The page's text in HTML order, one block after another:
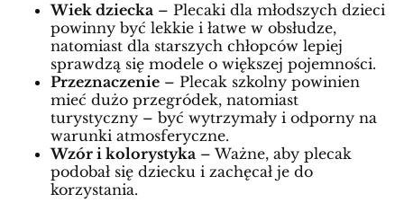
Wiek dziecka – Plecaki dla młodszych dzieci
powinny być lekkie i łatwe w obsłudze,
natomiast dla starszych chłopców lepiej
sprawdzą się modele o większej pojemności.
Przeznaczenie – Plecak szkolny powinien
mieć dużo przegródek, natomiast
turystyczny – być wytrzymały i odporny na
warunki atmosferyczne.
Wzór i kolorystyka – Ważne, aby plecak
podobał się dziecku i zachęcał je do
korzystania.